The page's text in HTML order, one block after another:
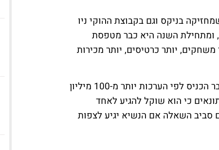
בניקס וגם בקבוצת ההוקי ניו
העלייה לגמר, ומתחילת השנה היא כבר מטפסת
משחקים, יותר כרטיסים, יותר מכירות
שווי הניקס מוערך בכ-9.7 מיליארד דולר, והפלייאוף הנוכחי כבר הכניס לפי הערכות יותר מ-100 מיליון
כי הוא שוקל להגיע לאחד
סביב השאלה אם הנשיא יגיע לצפות